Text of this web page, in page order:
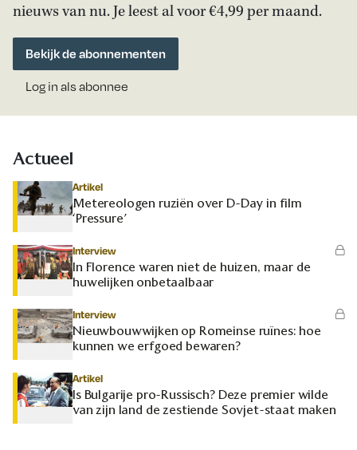
nieuws van nu. Je leest al voor €4,99 per maand.
Bekijk de abonnementen
Log in als abonnee
Actueel
Artikel
Metereologen ruziën over D-Day in film
‘Pressure’
Interview
In Florence waren niet de huizen, maar de
huwelijken onbetaalbaar
Interview
Nieuwbouwwijken op Romeinse ruïnes: hoe
kunnen we erfgoed bewaren?
Artikel
Is Bulgarije pro-Russisch? Deze premier wilde
van zijn land de zestiende Sovjet-staat maken